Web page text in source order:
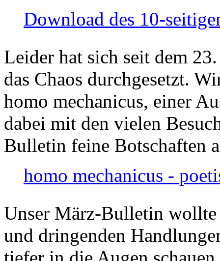
Download des 10-
Leider hat sich seit dem
das Chaos durchgesetzt.
homo mechanicus, einer
dabei mit den vielen
Bulletin feine Botschaften
homo mechanicus -
Unser März-Bulletin
und dringenden